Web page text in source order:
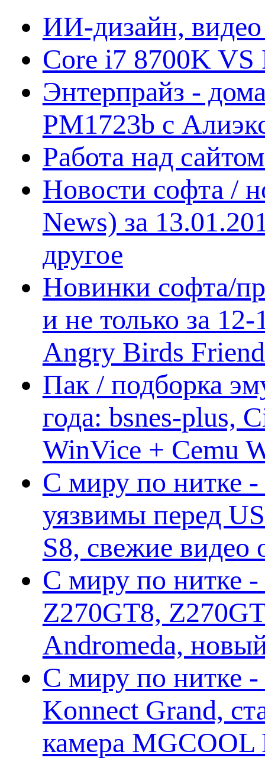
ИИ-дизайн,
Core i7 8700K VS
Энтерпрайз -
PM1723b с
Работа над
Новости софта /
News) за
другое
Новинки софта/
и не только за
Angry Birds
Пак / подборка
года: bsnes-plus,
WinVice + Cemu
С миру по нитке
уязвимы перед
S8, свежие
С миру по нитке -
Z270GT8,
Andromeda,
С миру по нитке -
Konnect Grand,
камера MGCOOL